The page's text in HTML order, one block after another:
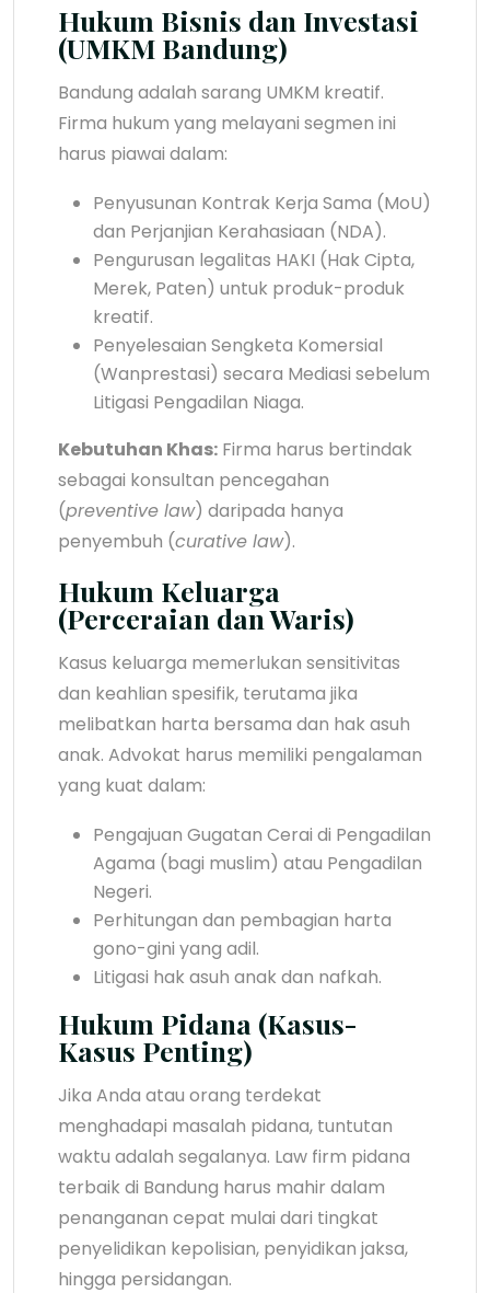
Hukum Bisnis dan Investasi
(UMKM Bandung)
Bandung adalah sarang UMKM kreatif.
Firma hukum yang melayani segmen ini
harus piawai dalam:
Penyusunan Kontrak Kerja Sama (MoU)
dan Perjanjian Kerahasiaan (NDA).
Pengurusan legalitas HAKI (Hak Cipta,
Merek, Paten) untuk produk-produk
kreatif.
Penyelesaian Sengketa Komersial
(Wanprestasi) secara Mediasi sebelum
Litigasi Pengadilan Niaga.
Kebutuhan Khas: Firma harus bertindak
sebagai konsultan pencegahan
(preventive law) daripada hanya
penyembuh (curative law).
Hukum Keluarga
(Perceraian dan Waris)
Kasus keluarga memerlukan sensitivitas
dan keahlian spesifik, terutama jika
melibatkan harta bersama dan hak asuh
anak. Advokat harus memiliki pengalaman
yang kuat dalam:
Pengajuan Gugatan Cerai di Pengadilan
Agama (bagi muslim) atau Pengadilan
Negeri.
Perhitungan dan pembagian harta
gono-gini yang adil.
Litigasi hak asuh anak dan nafkah.
Hukum Pidana (Kasus-
Kasus Penting)
Jika Anda atau orang terdekat
menghadapi masalah pidana, tuntutan
waktu adalah segalanya. Law firm pidana
terbaik di Bandung harus mahir dalam
penanganan cepat mulai dari tingkat
penyelidikan kepolisian, penyidikan jaksa,
hingga persidangan.